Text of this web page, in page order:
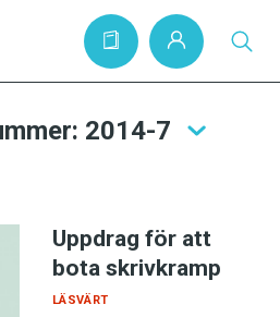
2014-7
Uppdrag för att
bota skrivkramp
LÄSVÄRT